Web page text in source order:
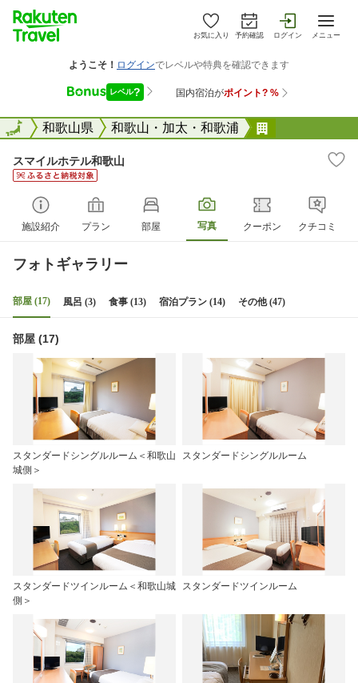
お気に入り 予約確認 ログイン メニュー
全国和歌山県 和歌山・加太・和歌浦
全国
スマイルホテル和歌山
施設紹介 プラン 部屋 写真 クーポン クチコミ
フォトギャラリー
部屋 (17) 風呂 (3) 食事 (13) 宿泊プラン (14) その他 (47)
部屋 (17)
スタンダードシングルルーム＜和歌山
城側＞
スタンダードシングルルーム
スタンダードツインルーム＜和歌山城
側＞
スタンダードツインルーム